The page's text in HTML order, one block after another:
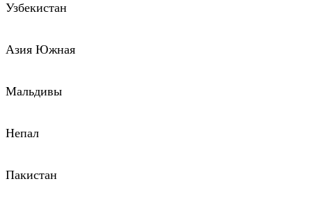
Узбекистан
Азия Южная
Мальдивы
Непал
Пакистан